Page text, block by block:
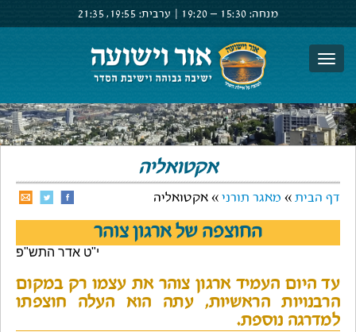
מנחה: 15:30 –
19:20 ערבית: 19:55,
21:35
אקטואליה
דף הבית » מאגר תורני » אקטואליה
החוצפה של ארגון צוהר
י"ט אדר התש"פ
עד היום העמיד ארגון צוהר את עצמו רק במקום
הרבנויות הראשיות, עתה הוא העלה חוצפתו
למדרגה נוספת.